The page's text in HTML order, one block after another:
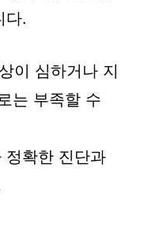
다.
이 심하거나 지
는 부족할 수
정확한 진단과